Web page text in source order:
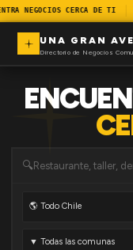
NEGOCIOS CERCA DE TI
UNA GRAN
Directorio de Negocios
🔍